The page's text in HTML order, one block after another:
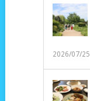
2026/07/25